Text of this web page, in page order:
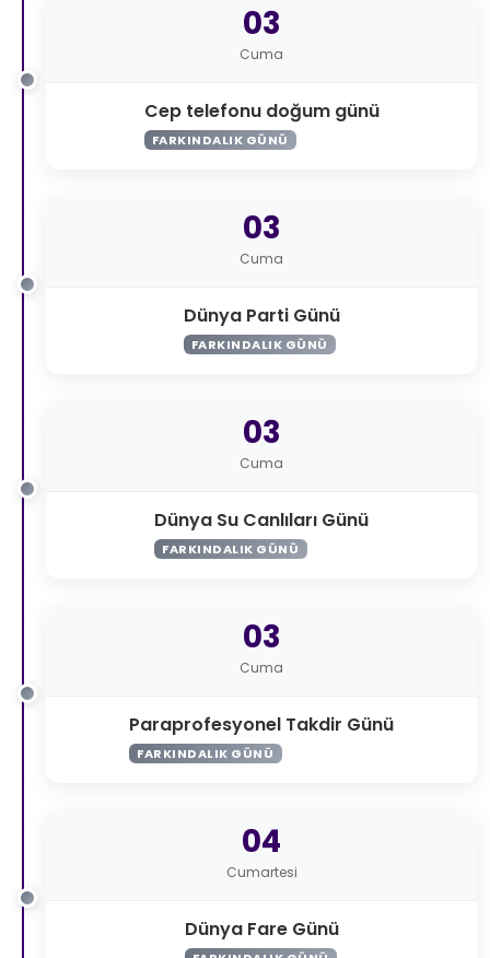
03
Cuma
Cep telefonu doğum günü
FARKINDALIK GÜNÜ
03
Cuma
Dünya Parti Günü
FARKINDALIK GÜNÜ
03
Cuma
Dünya Su Canlıları Günü
FARKINDALIK GÜNÜ
03
Cuma
Paraprofesyonel Takdir Günü
FARKINDALIK GÜNÜ
04
Cumartesi
Dünya Fare Günü